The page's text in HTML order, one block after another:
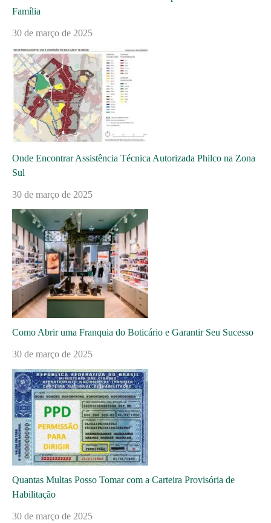
Família
30 de março de 2025
Onde Encontrar Assistência Técnica Autorizada Philco na Zona
Sul
30 de março de 2025
Como Abrir uma Franquia do Boticário e Garantir Seu Sucesso
30 de março de 2025
Quantas Multas Posso Tomar com a Carteira Provisória de
Habilitação
30 de março de 2025